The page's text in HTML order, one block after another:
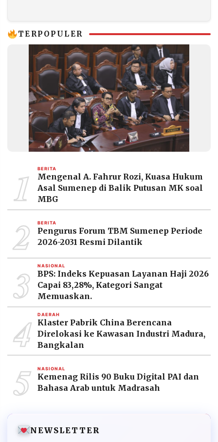
TERPOPULER
1 BERITA
Mengenal A. Fahrur Rozi, Kuasa Hukum
Asal Sumenep di Balik Putusan MK soal
MBG
2 BERITA
Pengurus Forum TBM Sumenep Periode
2026-2031 Resmi Dilantik
3 NASIONAL
BPS: Indeks Kepuasan Layanan Haji 2026
Capai 83,28%, Kategori Sangat
Memuaskan.
4 DAERAH
Klaster Pabrik China Berencana
Direlokasi ke Kawasan Industri Madura,
Bangkalan
5 NASIONAL
Kemenag Rilis 90 Buku Digital PAI dan
Bahasa Arab untuk Madrasah
NEWSLETTER